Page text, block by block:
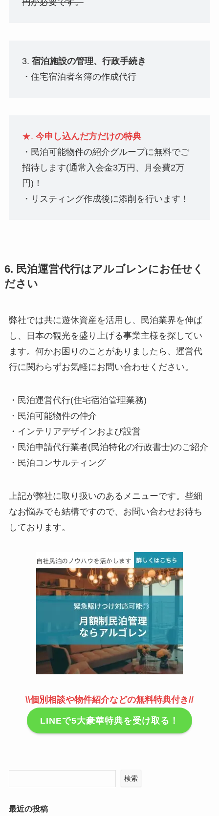
3. 宿泊施設の管理、行政手続き
・住宅宿泊者名簿の作成代行
★. 今申し込んだ方だけの特典
・民泊可能物件の紹介グループに無料でご
招待します(通常入会金3万円、月会費2万
円)！
・リスティング作成後に添削を行います！
6. 民泊運営代行はアルゴレンにお任せく
ださい
弊社では共に遊休資産を活用し、民泊業界を伸ば
し、日本の観光を盛り上げる事業主様を探してい
ます。何かお困りのことがありましたら、運営代
行に関わらずお気軽にお問い合わせください。
・民泊運営代行(住宅宿泊管理業務)
・民泊可能物件の仲介
・インテリアデザインおよび設営
・民泊申請代行業者(民泊特化の行政書士)のご紹介
・民泊コンサルティング
上記が弊社に取り扱いのあるメニューです。些細
なお悩みでも結構ですので、お問い合わせお待ち
しております。
\\個別相談や物件紹介などの無料特典付き//
LINEで5大豪華特典を受け取る！
検索
最近の投稿